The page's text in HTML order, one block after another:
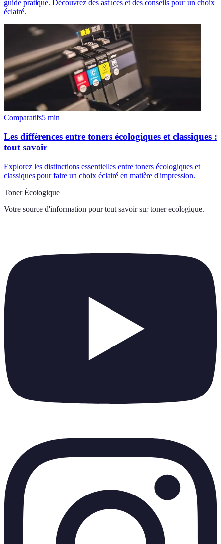
guide pratique. Découvrez des astuces et des conseils pour un choix
éclairé.
Comparatifs5 min
Les différences entre toners écologiques et classiques :
tout savoir
Explorez les distinctions essentielles entre toners écologiques et
classiques pour faire un choix éclairé en matière d'impression.
Toner Écologique
Votre source d'information pour tout savoir sur toner ecologique.